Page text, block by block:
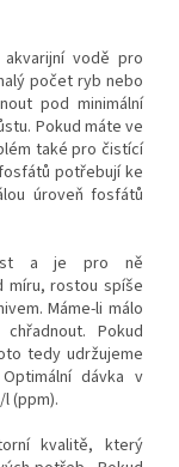
vodě pro
počet ryb nebo
pod minimální
Pokud máte ve
také pro čistící
potřebují ke
úroveň fosfátů
a je pro ně
míru, rostou spíše
Máme-li málo
Pokud
tedy udržujeme
dávka v
(ppm).
kvalitě, který